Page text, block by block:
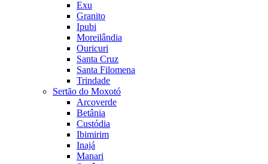
Exu
Granito
Ipubi
Moreilândia
Ouricuri
Santa Cruz
Santa Filomena
Trindade
Sertão do Moxotó
Arcoverde
Betânia
Custódia
Ibimirim
Inajá
Manari